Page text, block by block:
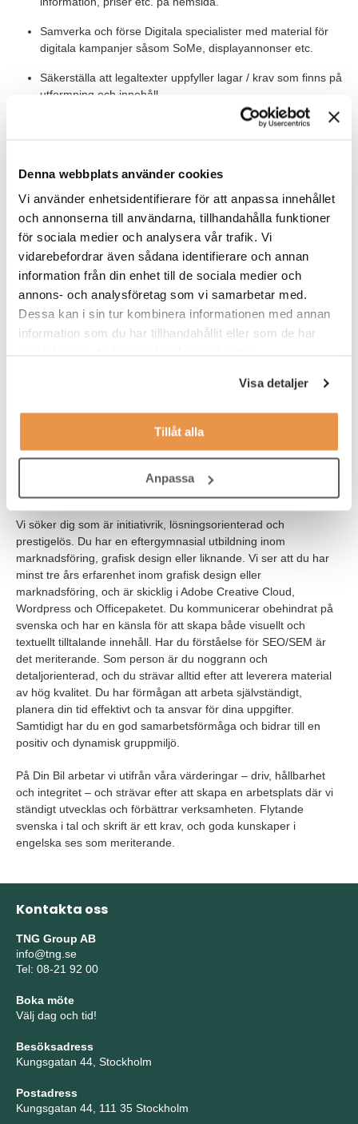
Denna webbplats använder cookies
Vi använder enhetsidentifierare för att anpassa innehållet
och annonserna till användarna, tillhandahålla funktioner
för sociala medier och analysera vår trafik. Vi
vidarebefordrar även sådana identifierare och annan
information från din enhet till de sociala medier och
annons- och analysföretag som vi samarbetar med.
Dessa kan i sin tur kombinera informationen med annan
information som du har tillhandahållit eller som de har
Visa detaljer
Tillåt alla
Anpassa
Samverka och förse Digitala specialister med material för
digitala kampanjer såsom SoMe, displayannonser etc.
Säkerställa att legaltexter uppfyller lagar / krav som finns på
utformning och innehåll.
Samarbeta med övriga AD / Redaktörer för att hjälpa /
Produktion av material centralt för Din Bil samt för andra
Övrigt vanligt förekommande arbetsuppgifter inom ramen
för rollen.
Värt att veta
Din Bil Sverige AB sitter i moderna lokaler i Hammarby Sjöstad i
Stockholm. Du kommer att arbeta nära marknadsansvarig och
digitalspecialist i ett dynamiskt och hjälpsamt team. Du
möjligt. I den här rollen finns det möjlighet att bli anställd av Din
bakgrund innan anställning.
Våra förväntningar
Vi söker dig som är initiativrik, lösningsorienterad och
prestigelös. Du har en eftergymnasial utbildning inom
marknadsföring, grafisk design eller liknande. Vi ser att du har
minst tre års erfarenhet inom grafisk design eller
marknadsföring, och är skicklig i Adobe Creative Cloud,
Wordpress och Officepaketet. Du kommunicerar obehindrat på
svenska och har en känsla för att skapa både visuellt och
textuellt tilltalande innehåll. Har du förståelse för SEO/SEM är
det meriterande. Som person är du noggrann och
detaljorienterad, och du strävar alltid efter att leverera material
av hög kvalitet. Du har förmågan att arbeta självständigt,
planera din tid effektivt och ta ansvar för dina uppgifter.
Samtidigt har du en god samarbetsförmåga och bidrar till en
positiv och dynamisk gruppmiljö.
På Din Bil arbetar vi utifrån våra värderingar – driv, hållbarhet
och integritet – och strävar efter att skapa en arbetsplats där vi
ständigt utvecklas och förbättrar verksamheten. Flytande
svenska i tal och skrift är ett krav, och goda kunskaper i
engelska ses som meriterande.
Kontakta oss
TNG Group AB
info@tng.se
Tel: 08-21 92 00
Boka möte
Välj dag och tid!
Besöksadress
Kungsgatan 44, Stockholm
Postadress
Kungsgatan 44, 111 35 Stockholm